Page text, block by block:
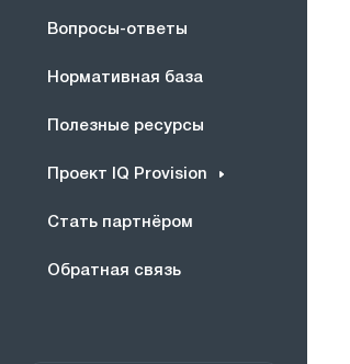
Вопросы-ответы
Нормативная база
Полезные ресурсы
Проект IQ Provision
Стать партнёром
Обратная связь